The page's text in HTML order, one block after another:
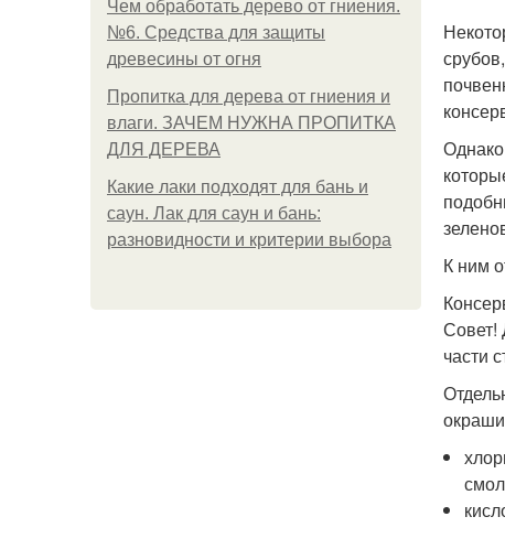
Чем обработать дерево от гниения.
№6. Средства для защиты
древесины от огня
Пропитка для дерева от гниения и
влаги. ЗАЧЕМ НУЖНА ПРОПИТКА
ДЛЯ ДЕРЕВА
Какие лаки подходят для бань и
саун. Лак для саун и бань:
разновидности и критерии выбора
К ним
Совет!
части